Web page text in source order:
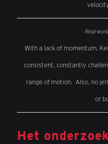
With a lack of momentum,
consistent, constantly
range of motion. Also, no
or
Het